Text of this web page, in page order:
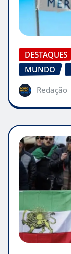
DESTAQUES
MUNDO
Redação